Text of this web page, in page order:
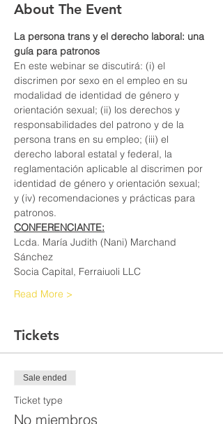
About The Event
La persona trans y el derecho laboral: una
guía para patronos
En este webinar se discutirá: (i) el
discrimen por sexo en el empleo en su
modalidad de identidad de género y
orientación sexual; (ii) los derechos y
responsabilidades del patrono y de la
persona trans en su empleo; (iii) el
derecho laboral estatal y federal, la
reglamentación aplicable al discrimen por
identidad de género y orientación sexual;
y (iv) recomendaciones y prácticas para
patronos.
CONFERENCIANTE:
Lcda. María Judith (Nani) Marchand
Sánchez
Socia Capital, Ferraiuoli LLC
Read More >
Tickets
Sale ended
Ticket type
No miembros